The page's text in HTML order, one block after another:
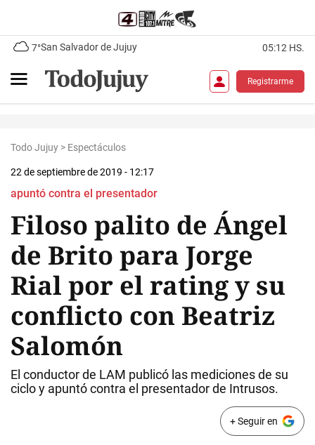
7°San Salvador de Jujuy 05:12 HS.
Registrarme
Todo Jujuy > Espectáculos
22 de septiembre de 2019 - 12:17
apuntó contra el presentador
Filoso palito de Ángel
de Brito para Jorge
Rial por el rating y su
conflicto con Beatriz
Salomón
El conductor de LAM publicó las mediciones de su
ciclo y apuntó contra el presentador de Intrusos.
+ Seguir en